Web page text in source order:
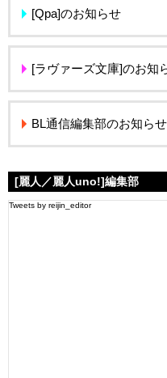
[Qpa]のお知らせ
[ラヴァーズ文庫]のお知
BL通信編集部のお知らせ
[麗人／麗人uno!]編集部
Tweets by reijin_editor